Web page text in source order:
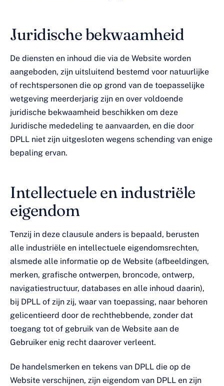
Juridische bekwaamheid
De diensten en inhoud die via de Website worden
aangeboden, zijn uitsluitend bestemd voor natuurlijke
of rechtspersonen die op grond van de toepasselijke
wetgeving meerderjarig zijn en over voldoende
juridische bekwaamheid beschikken om deze
Juridische mededeling te aanvaarden, en die door
DPLL niet zijn uitgesloten wegens schending van enige
bepaling ervan.
Intellectuele en industriële
eigendom
Tenzij in deze clausule anders is bepaald, berusten
alle industriële en intellectuele eigendomsrechten,
alsmede alle informatie op de Website (afbeeldingen,
merken, grafische ontwerpen, broncode, ontwerp,
navigatiestructuur, databases en alle inhoud daarin),
bij DPLL of zijn zij, waar van toepassing, naar behoren
gelicentieerd door de rechthebbende, zonder dat
toegang tot of gebruik van de Website aan de
Gebruiker enig recht daarover verleent.
De handelsmerken en tekens van DPLL die op de
Website verschijnen, zijn eigendom van DPLL en zijn